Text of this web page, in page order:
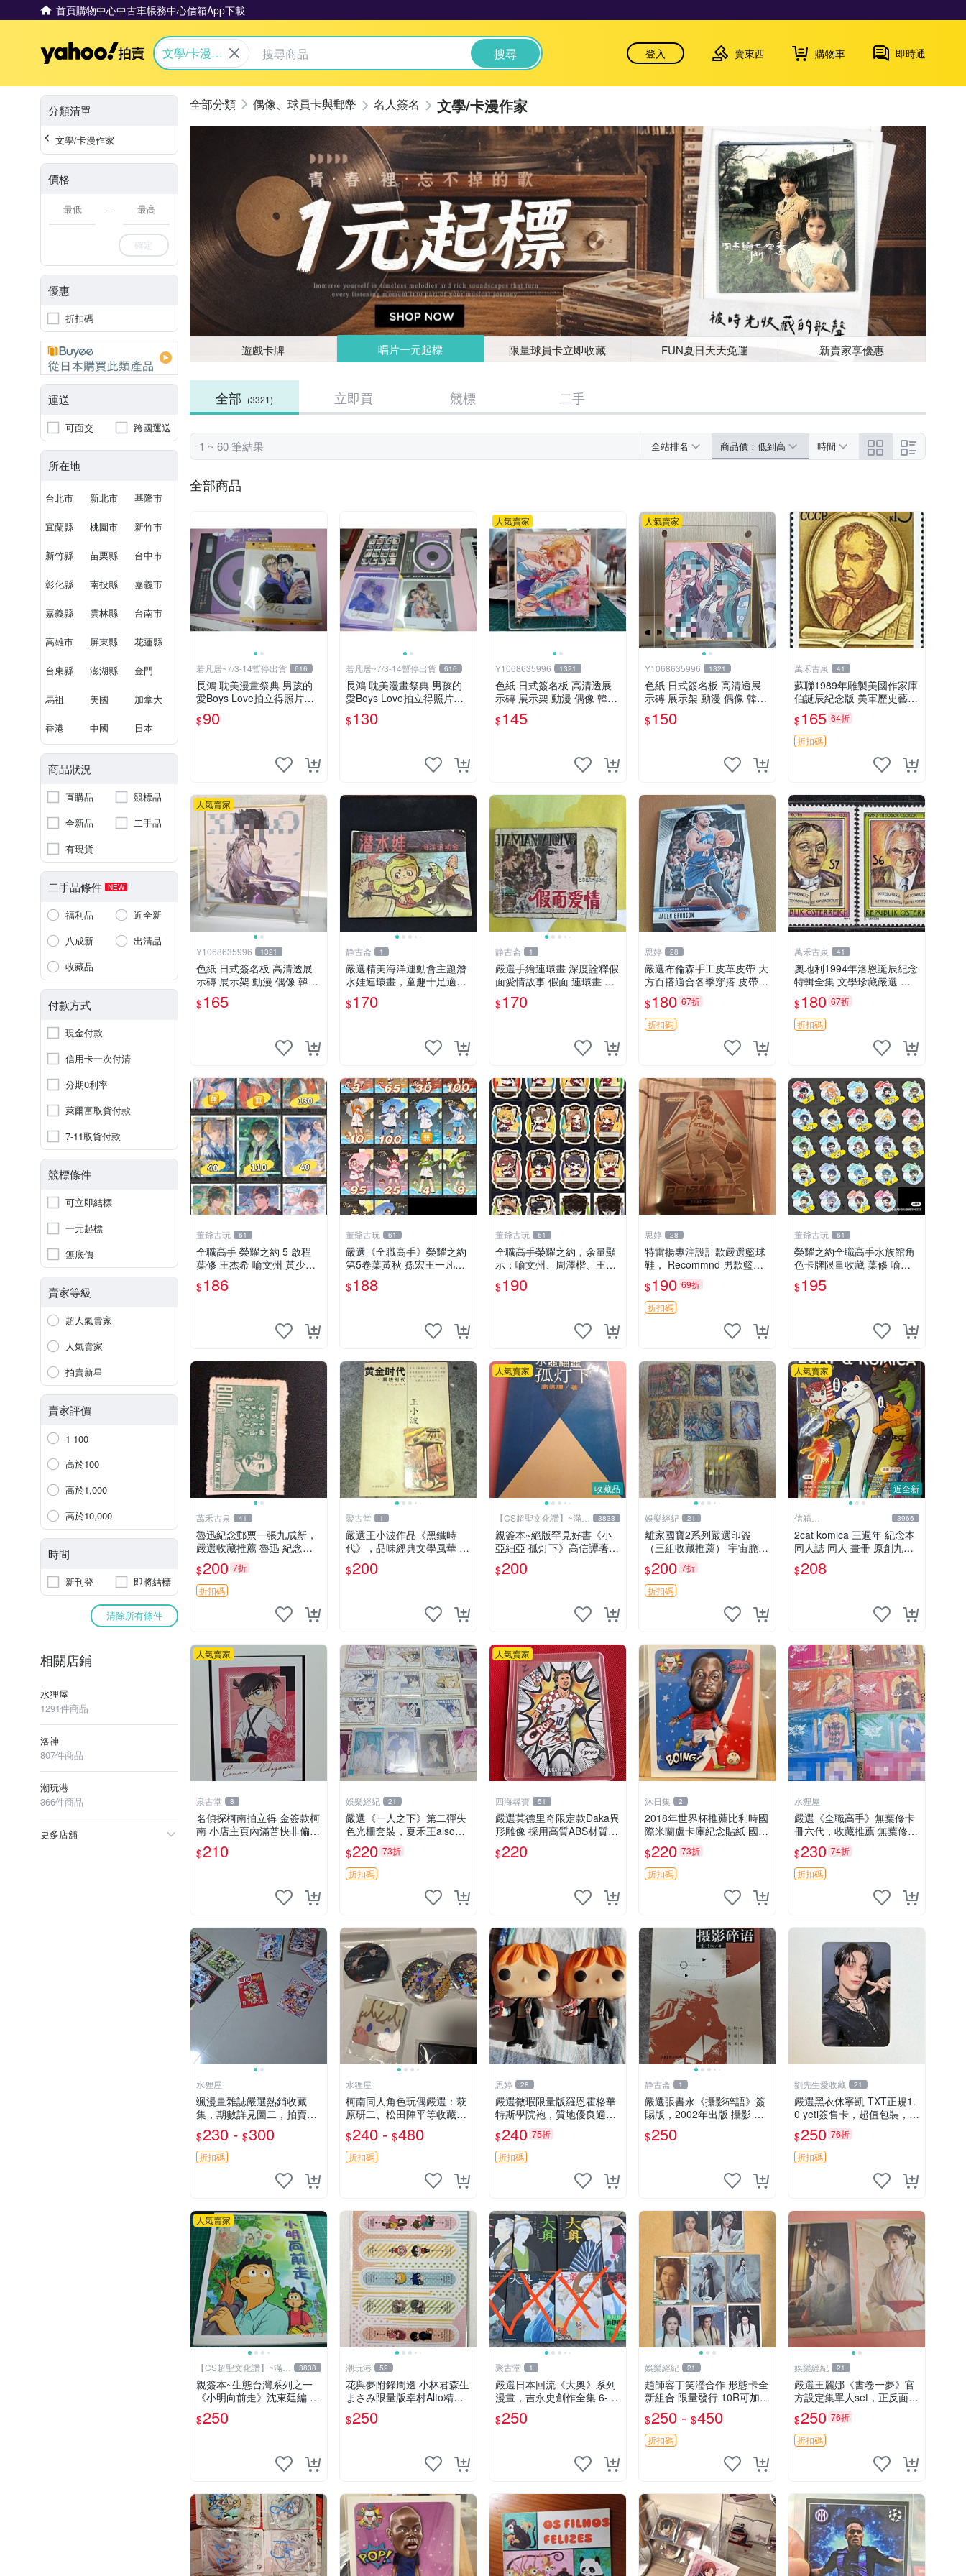
首頁購物中心中古車帳務中心信箱App下載
Yahoo拍賣
文學/卡漫作
搜尋 登入 賣東西 購物車 即時通
分類清單
文學/卡漫作家
價格
-
確定
優惠
折扣碼
運送
可面交 跨國運送
所在地
台北市 新北市 基隆市
宜蘭縣 桃園市 新竹市
新竹縣 苗栗縣 台中市
彰化縣 南投縣 嘉義市
嘉義縣 雲林縣 台南市
高雄市 屏東縣 花蓮縣
台東縣 澎湖縣 金門
馬祖 美國 加拿大
香港 中國 日本
商品狀況
直購品
競標品
全新品
二手品
有現貨
二手品條件 NEW
福利品
近全新
八成新
出清品
收藏品
付款方式
現金付款
信用卡一次付清
分期0利率
萊爾富取貨付款
7-11取貨付款
競標條件
可立即結標
一元起標
無底價
賣家等級
超人氣賣家
人氣賣家
拍賣新星
賣家評價
1-100
高於100
高於1,000
高於10,000
時間
新刊登 即將結標
清除所有條件
相關店鋪
水狸屋
1291件商品
洛神
807件商品
潮玩港
366件商品
更多店舖
偶像、球員卡與郵幣 名人簽名 文學/卡漫作家
遊戲卡牌 唱片一元起標 限量球員卡立即收藏 FUN夏日天天免運 新賣家享優惠
全部 (3321) 立即買 競標 二手
1 ~ 60 筆結果 全站排名 商品價：低到高 時間
全部商品
若凡居~7/3-14暫停出貨 616
長鴻 耽美漫畫祭典 男孩的
愛Boys Love拍立得照片造
型透卡 第二彈 不良的津田
同學和輔導老師.增田關係很
$90
若凡居~7/3-14暫停出貨 616
長鴻 耽美漫畫祭典 男孩的
愛Boys Love拍立得照片造
型透卡 第二彈 超值星期五
的sex + 劇毒甜心
$130
人氣賣家
Y1068635996 1321
色紙 日式簽名板 高清透展
示磚 展示架 動漫 偶像 韓星
BTS hololive 小號 凹槽122*
137mm
$145
人氣賣家
Y1068635996 1321
色紙 日式簽名板 高清透展
示磚 展示架 動漫 偶像 韓星
BTS hololive 中號 凹槽150*
150mm
$150
萬禾古泉 41
蘇聯1989年雕製美國作家庫
伯誕辰紀念版 美軍歷史藝術
品 耶魯出身 庫合作曲家紀
念收藏嚴選
$165 64折
折扣碼
人氣賣家
Y1068635996 1321
色紙 日式簽名板 高清透展
示磚 展示架 動漫 偶像 韓星
BTS hololive 大號 凹槽182*
202mm
$165
静古斋 1
嚴選精美海洋運動會主題潛
水娃連環畫，童趣十足適合
收藏 海洋運動會 潛水娃 連
環畫
$170
静古斋 1
嚴選手繪連環畫 深度詮釋假
面愛情故事 假面 連環畫 繪
$170
思婷 28
嚴選布倫森手工皮革皮帶 大
方百搭適合各季穿搭 皮帶
皮帶 腳踝帶
$180 67折
折扣碼
萬禾古泉 41
奧地利1994年洛恩誕辰紀念
特輯全集 文學珍藏嚴選 發
行人首發 典藏版 百年記憶
文學愛好者必備
$180 67折
折扣碼
董爺古玩 61
全職高手 榮耀之約 5 啟程
葉修 王杰希 喻文州 黃少天
周澤楷 張佳樂 韓文清 蘇沐
橙 四大主角聯誼限量圖書
$186
董爺古玩 61
嚴選《全職高手》榮耀之約
第5卷葉黃秋 孫宏王一凡專
集 童趣雨季限量版 童趣 雨
季 全職高手
$188
董爺古玩 61
全職高手榮耀之約，余量顯
示：喻文州、周澤楷、王杰
希、黃少天、肖時欽、楚雲
秀、蘇沐橙、張佳樂 全職高
$190
思婷 28
特雷揚專注設計款嚴選籃球
鞋， Recommnd 男款籃球
運動裝備，適合潮男穿搭 籃
球鞋 籃球服
$190 69折
折扣碼
董爺古玩 61
榮耀之約全職高手水族館角
色卡牌限量收藏 葉修 喻文
州 黃少天 王傑希 張佳樂 孫
澤楷 孫翔 喬一帆 吳羽策 韓
$195
萬禾古泉 41
魯迅紀念郵票一張九成新，
嚴選收藏推薦 魯迅 紀念郵
票 收藏 票面
$200 7折
折扣碼
聚古堂 1
嚴選王小波作品《黑鐵時
代》，品味經典文學風華 推
薦 文學迷 收藏
$200
收藏品
人氣賣家
【CS超聖文化讚】~滿千
元送運
3838
親簽本~絕版罕見好書《小
亞細亞 孤灯下》高信譚著
遠景出版 民國73年再版【C
S超聖文化讚】
$200
娛樂經紀 21
離家國寶2系列嚴選印簽
（三組收藏推薦） 宇宙脆圓
珠筆 超值套裝 印簽收藏
$200 7折
折扣碼
近全新
人氣賣家
信箱
paul600510@yahoo.com.tw
3966
2cat komica 三週年 紀念本
同人誌 同人 畫冊 原創九成
新
$208
人氣賣家
泉古堂 8
名偵探柯南拍立得 金簽款柯
南 小店主頁內滿普快非偏遠
不滿三十郵＋6-31518
$210
娛樂經紀 21
嚴選《一人之下》第二彈失
色光柵套裝，夏禾王also張
靈玉王震球諸葛青余貨推薦
失色光柵 張楚嵐 王也
$220 73折
折扣碼
人氣賣家
四海尋寶 51
嚴選莫德里奇限定款Daka異
形雕像 採用高質ABS材質
聲光動力顯示 適合收藏家
國際足壇巨星 異形造型 限
$220
沐日集 2
2018年世界杯推薦比利時國
際米蘭盧卡庫紀念貼紙 國際
足球 網拍紀念品 籤卡庫貼
紙
$220 73折
折扣碼
水狸屋
嚴選《全職高手》無葉修卡
冊六代，收藏推薦 無葉修
卡冊 全職高手
$230 74折
折扣碼
水狸屋
颯漫畫雜誌嚴選熱銷收藏
集，期數詳見圖二，拍賣隨
機附贈精彩漫畫，限同城交
易，大量優惠請洽購。颯漫
漫畫 雜志
$230 - $300
折扣碼
水狸屋
柯南同人角色玩偶嚴選：萩
原研二、松田陣平等收藏推
薦 萩原研二 收藏 松田陣平
玩具
$240 - $480
折扣碼
思婷 28
嚴選微瑕限量版羅恩霍格華
特斯學院袍，質地優良適合
收藏 霍格華茲 學院袍 哈利
波特
$240 75折
折扣碼
静古斋 1
嚴選張書永《攝影碎語》簽
賜版，2002年出版 攝影 散
文 作品集
$250
劉先生愛收藏 21
嚴選黑衣休寧凱 TXT正規1.
0 yeti簽售卡，超值包裝，基
本無瑕，拍下即送花束 簽售
卡 黑衣 休寧凱
$250 76折
折扣碼
人氣賣家
【CS超聖文化讚】~滿千
元送運
3838
親簽本~生態台灣系列之一
《小明向前走》沈東廷編 東
廷漫畫工作室 民國92年 大
本【CS 超聖文化讚】
$250
潮玩港 52
花與夢附錄周邊 小林君森生
まさみ限量版幸村Alto精緻
公仔 伊沢玲手繪幸村阿爾ト
收藏品 川原泉貓系男子周邊
$250
聚古堂 1
嚴選日本回流《大奥》系列
漫畫，吉永史創作全集 6-9
卷 大奥 吉永史 漫畫卷
$250
娛樂經紀 21
趙師容丁笑瀅合作 形態卡全
新組合 限量發行 10R可加印
現貨25R 形態卡 趙師容 丁
笑瀅 印簽
$250 - $450
折扣碼
娛樂經紀 21
嚴選王麗娜《書卷一夢》官
方設定集單人set，正反面內
頁2張，全新未拆封，限量
獨一份。次日速遞 邀您收藏
書卷一夢 王麗娜 官方設定
集
$250 76折
折扣碼